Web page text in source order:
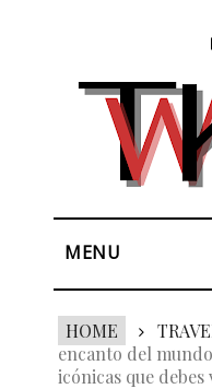
MENU
HOME
encanto del
icónicas que debes